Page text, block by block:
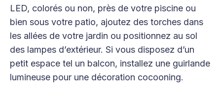
LED, colorés ou non, près de votre piscine ou
bien sous votre patio, ajoutez des torches dans
les allées de votre jardin ou positionnez au sol
des lampes d’extérieur. Si vous disposez d’un
petit espace tel un balcon, installez une guirlande
lumineuse pour une décoration cocooning.